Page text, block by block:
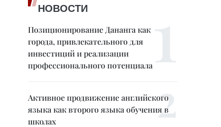
НОВОСТИ
Позиционирование Дананга как
города, привлекательного для
инвестиций и реализации
профессионального потенциала
Активное продвижение английского
языка как второго языка обучения в
школах